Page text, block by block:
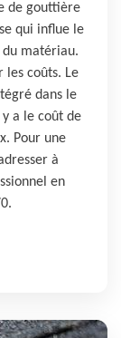
de gouttière
qui influe le
du matériau.
les coûts. Le
dans le
a le coût de
Pour une
à
en